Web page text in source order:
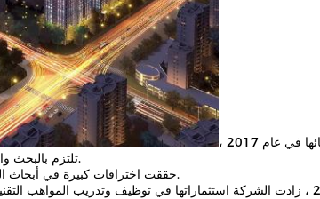
في بداية إنشائها في عام 2017 ،
تلتزم بالبحث والتطوير وإنتاج معدات معالجة الأغذية عالية الجودة ، ووضعت أساسًا جيدًا.
2018: حققت اختراقات كبيرة في أبحاث السوق وتطوير المنتجات، وتحسين مستمر لجودة المنتجات وأدائها.
في عام 2019 ، زادت الشركة استثماراتها في توظيف وتدريب